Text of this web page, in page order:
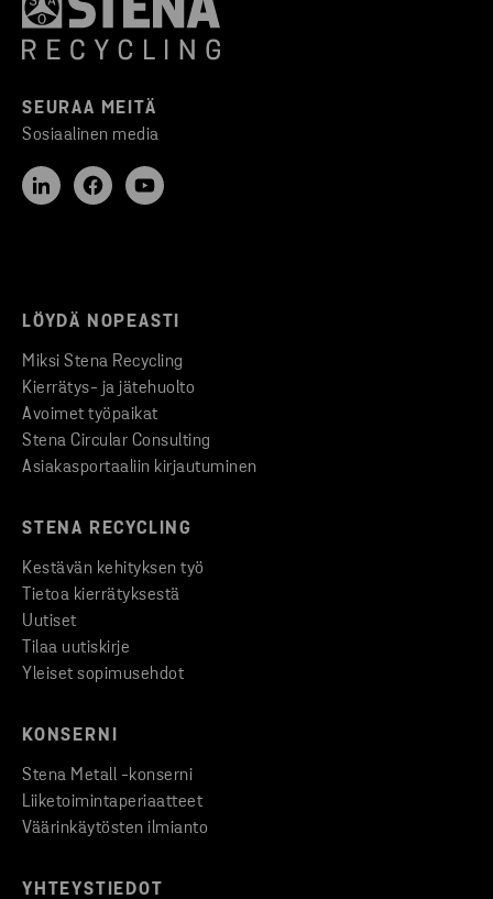
SEURAA MEITÄ
Sosiaalinen media
LÖYDÄ NOPEASTI
Miksi Stena Recycling
Kierrätys- ja jätehuolto
Avoimet työpaikat
Stena Circular Consulting
Asiakasportaaliin kirjautuminen
STENA RECYCLING
Kestävän kehityksen työ
Tietoa kierrätyksestä
Uutiset
Tilaa uutiskirje
Yleiset sopimusehdot
KONSERNI
Stena Metall -konserni
Liiketoimintaperiaatteet
Väärinkäytösten ilmianto
YHTEYSTIEDOT